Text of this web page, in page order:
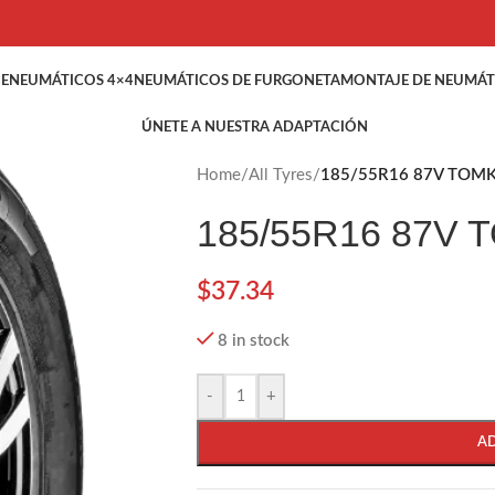
NEUMÁTICOS 4×4NEUMÁTICOS DE FURGONETAMONTAJE DE
ÚNETE A NUESTRA ADAPTACIÓN
Home/All Tyres/185/55R16 87V
185/55R16 87V
$37.34
8 in stock
- +